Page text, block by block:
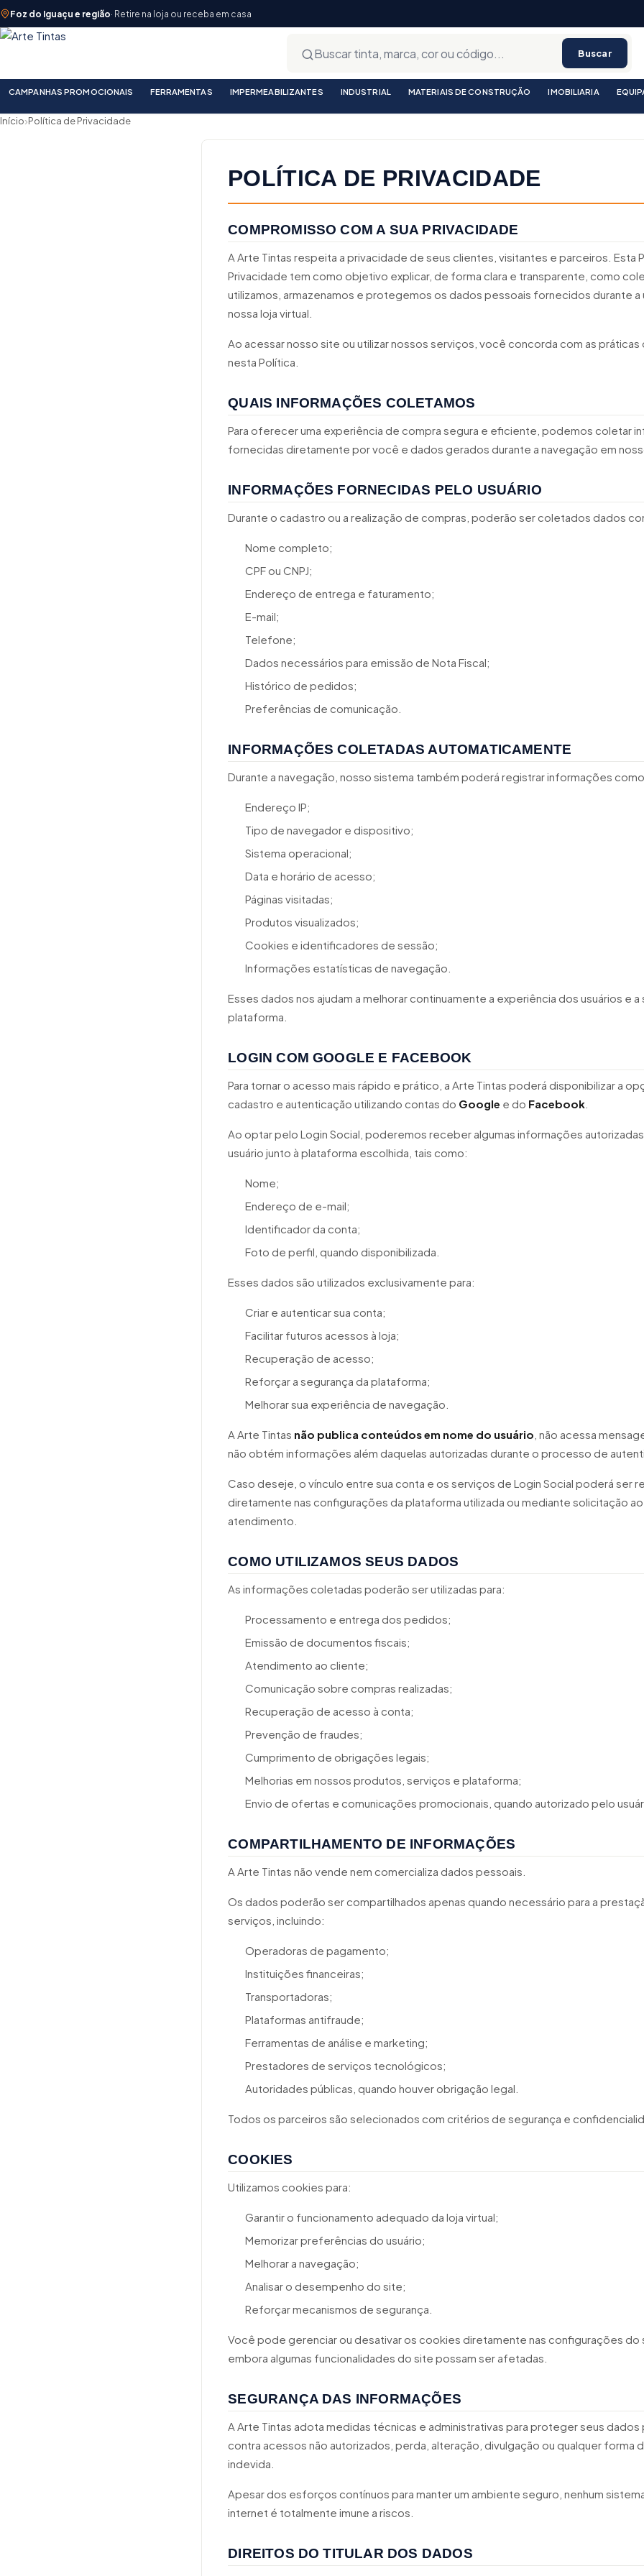
Foz do Iguaçu e região· Retire na loja ou receba em casa
Buscar
CAMPANHAS PROMOCIONAIS FERRAMENTAS IMPERMEABILIZANTES INDUSTRIAL MATERIAIS DE CONSTRUÇÃO IMOBILIARIA
Início›Política de Privacidade
POLÍTICA DE PRIVACIDADE
COMPROMISSO COM A SUA PRIVACIDADE
A Arte Tintas respeita a privacidade de seus clientes, visitantes e parceiros. Esta
Privacidade tem como objetivo explicar, de forma clara e transparente, como
utilizamos, armazenamos e protegemos os dados pessoais fornecidos durante a
nossa loja virtual.
Ao acessar nosso site ou utilizar nossos serviços, você concorda com as
nesta Política.
QUAIS INFORMAÇÕES COLETAMOS
Para oferecer uma experiência de compra segura e eficiente, podemos coletar
fornecidas diretamente por você e dados gerados durante a navegação em
INFORMAÇÕES FORNECIDAS PELO USUÁRIO
Durante o cadastro ou a realização de compras, poderão ser coletados dados
Nome completo;
CPF ou CNPJ;
Endereço de entrega e faturamento;
E-mail;
Telefone;
Dados necessários para emissão de Nota Fiscal;
Histórico de pedidos;
Preferências de comunicação.
INFORMAÇÕES COLETADAS AUTOMATICAMENTE
Durante a navegação, nosso sistema também poderá registrar informações
Endereço IP;
Tipo de navegador e dispositivo;
Sistema operacional;
Data e horário de acesso;
Páginas visitadas;
Produtos visualizados;
Cookies e identificadores de sessão;
Informações estatísticas de navegação.
Esses dados nos ajudam a melhorar continuamente a experiência dos usuários e a
plataforma.
LOGIN COM GOOGLE E FACEBOOK
Para tornar o acesso mais rápido e prático, a Arte Tintas poderá disponibilizar a
cadastro e autenticação utilizando contas do Google e do Facebook
Ao optar pelo Login Social, poderemos receber algumas informações
usuário junto à plataforma escolhida, tais como:
Nome;
Endereço de e-mail;
Identificador da conta;
Foto de perfil, quando disponibilizada.
Esses dados são utilizados exclusivamente para:
Criar e autenticar sua conta;
Facilitar futuros acessos à loja;
Recuperação de acesso;
Reforçar a segurança da plataforma;
Melhorar sua experiência de navegação.
A Arte Tintas não publica conteúdos em nome do usuário , não acessa
não obtém informações além daquelas autorizadas durante o processo de
Caso deseje, o vínculo entre sua conta e os serviços de Login Social poderá ser
diretamente nas configurações da plataforma utilizada ou mediante solicitação
atendimento.
COMO UTILIZAMOS SEUS DADOS
As informações coletadas poderão ser utilizadas para:
Processamento e entrega dos pedidos;
Emissão de documentos fiscais;
Atendimento ao cliente;
Comunicação sobre compras realizadas;
Recuperação de acesso à conta;
Prevenção de fraudes;
Cumprimento de obrigações legais;
Melhorias em nossos produtos, serviços e plataforma;
Envio de ofertas e comunicações promocionais, quando autorizado pelo
COMPARTILHAMENTO DE INFORMAÇÕES
A Arte Tintas não vende nem comercializa dados pessoais.
Os dados poderão ser compartilhados apenas quando necessário para a
serviços, incluindo:
Operadoras de pagamento;
Instituições financeiras;
Transportadoras;
Plataformas antifraude;
Ferramentas de análise e marketing;
Prestadores de serviços tecnológicos;
Autoridades públicas, quando houver obrigação legal.
Todos os parceiros são selecionados com critérios de segurança e
COOKIES
Utilizamos cookies para:
Garantir o funcionamento adequado da loja virtual;
Memorizar preferências do usuário;
Melhorar a navegação;
Analisar o desempenho do site;
Reforçar mecanismos de segurança.
Você pode gerenciar ou desativar os cookies diretamente nas configurações do
embora algumas funcionalidades do site possam ser afetadas.
SEGURANÇA DAS INFORMAÇÕES
A Arte Tintas adota medidas técnicas e administrativas para proteger seus dados
contra acessos não autorizados, perda, alteração, divulgação ou qualquer forma
indevida.
Apesar dos esforços contínuos para manter um ambiente seguro, nenhum
internet é totalmente imune a riscos.
DIREITOS DO TITULAR DOS DADOS